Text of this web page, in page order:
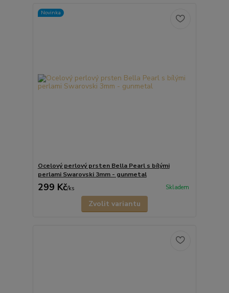
Novinka
Ocelový perlový prsten Bella Pearl s bílými
perlami Swarovski 3mm - gunmetal
299 Kč/ks Skladem
Zvolit variantu